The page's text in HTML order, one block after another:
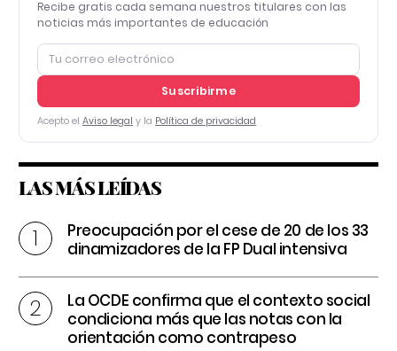
Recibe gratis cada semana nuestros titulares con las
noticias más importantes de educación
Suscribirme
Acepto el Aviso legal y la Política de privacidad
LAS MÁS LEÍDAS
Preocupación por el cese de 20 de los 33
dinamizadores de la FP Dual intensiva
La OCDE confirma que el contexto social
condiciona más que las notas con la
orientación como contrapeso